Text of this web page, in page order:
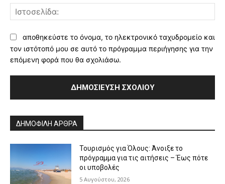
αποθηκεύστε το όνομα, το ηλεκτρονικό ταχυδρομείο και
τον ιστότοπό μου σε αυτό το πρόγραμμα περιήγησης για την
επόμενη φορά που θα σχολιάσω.
ΔΗΜΟΦΙΛΗ ΑΡΘΡΑ
Τουρισμός για Όλους: Άνοιξε το
πρόγραμμα για τις αιτήσεις – Έως πότε
οι υποβολές
5 Αυγούστου, 2026